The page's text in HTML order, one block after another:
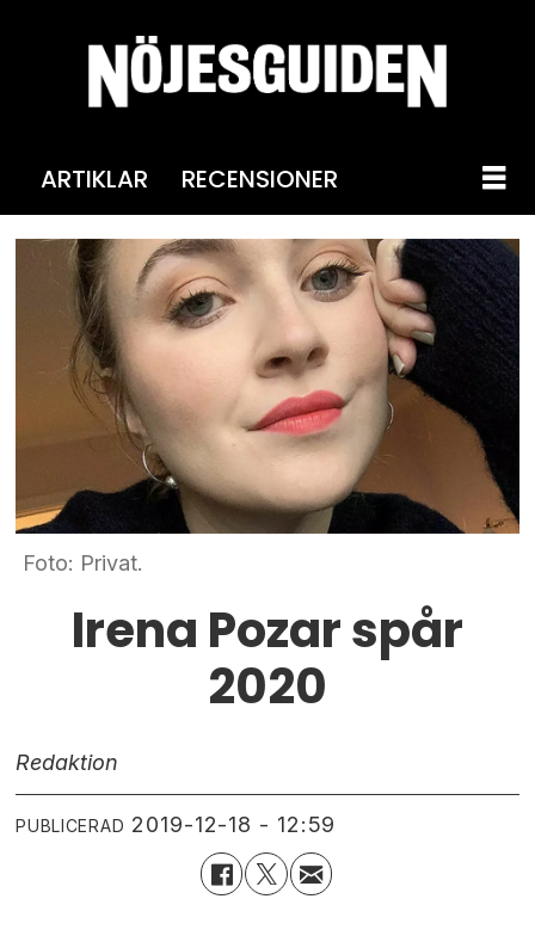
ARTIKLAR RECENSIONER
Foto: Privat.
Irena Pozar spår
2020
Redaktion
PUBLICERAD 2019-12-18 - 12:59